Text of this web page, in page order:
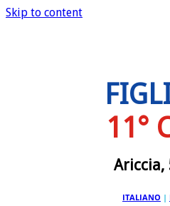
Skip to content
11°
Ariccia,
ITALIANO |